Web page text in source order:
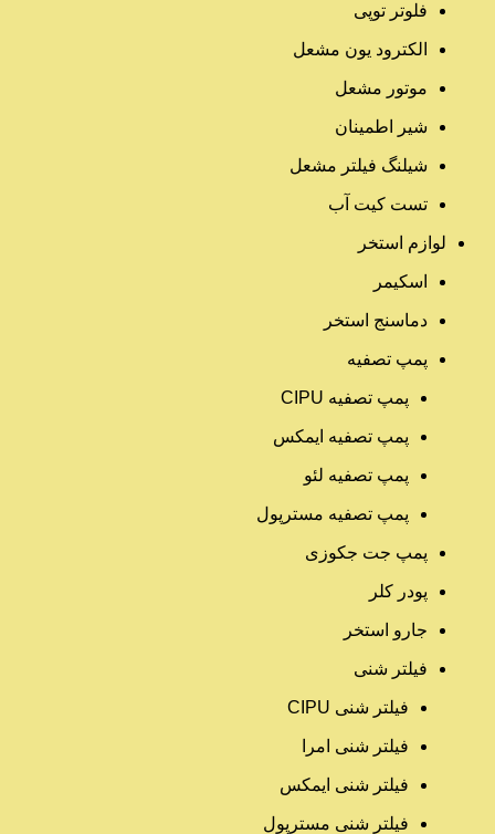
فلوتر توپی
الکترود یون مشعل
موتور مشعل
شیر اطمینان
شیلنگ فیلتر مشعل
تست کیت آب
لوازم استخر
اسکیمر
دماسنج استخر
پمپ تصفیه
پمپ تصفیه CIPU
پمپ تصفیه ایمکس
پمپ تصفیه لئو
پمپ تصفیه مسترپول
پمپ جت جکوزی
پودر کلر
جارو استخر
فیلتر شنی
فیلتر شنی CIPU
فیلتر شنی امرا
فیلتر شنی ایمکس
فیلتر شنی مسترپول